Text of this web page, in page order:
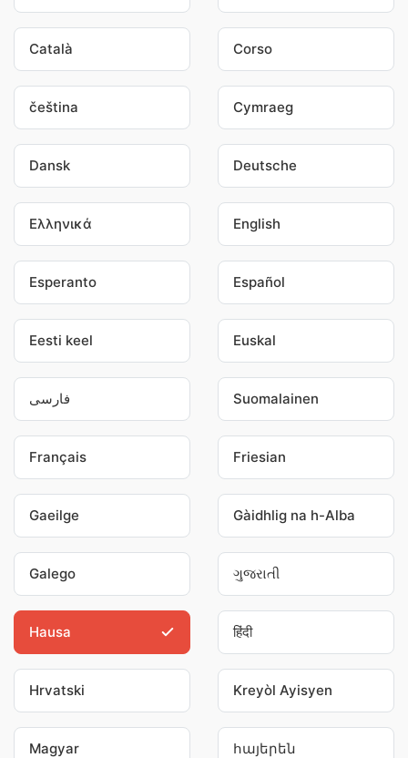
Català Corso
čeština Cymraeg
Dansk Deutsche
Ελληνικά English
Esperanto Español
Eesti keel Euskal
فارسی Suomalainen
Français Friesian
Gaeilge Gàidhlig na h-Alba
Galego ગુજરાતી
Hausa हिंदी
Hrvatski Kreyòl Ayisyen
Magyar հայերեն